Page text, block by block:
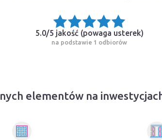
5.0/5 jakość (powaga usterek)
na podstawie 1 odbiorów
elementów na